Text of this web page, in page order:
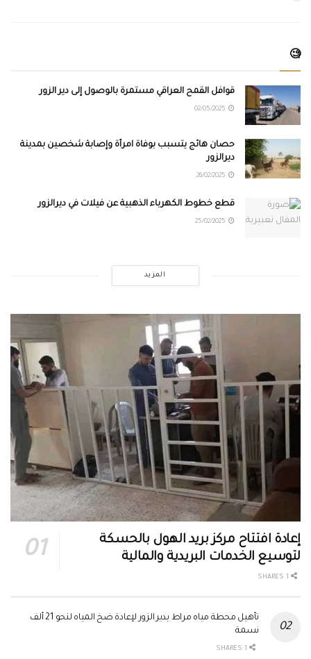
🧐
قوافل القمح العراقي مستمرة بالوصول إلى دير الزور
حصان هائج يتسبب بوفاة امرأة وإصابة شخصين بمدينة
ديرالزور
قطع خطوط الكهرباء الذهبية عن فيلات في ديرالزور
المزيد
إعادة افتتاح مركز بريد الهول بالحسكة
لتوسيع الخدمات البريدية والمالية
تأهيل محطة مياه مراط بدير الزور لإعادة ضخ المياه لنحو 21 ألف
نسمة